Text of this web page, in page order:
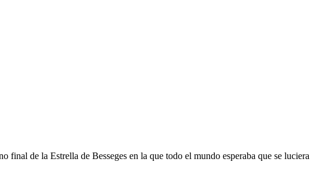
de la Estrella de Besseges en la que todo el mundo esperaba que se luciera